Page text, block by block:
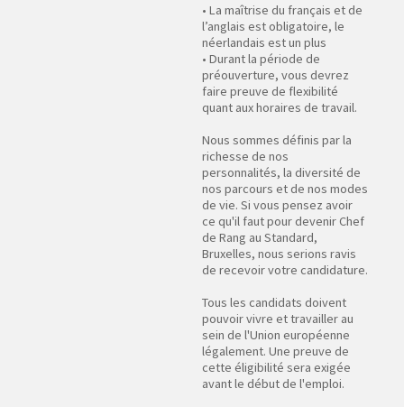
• La maîtrise du français et de
l’anglais est obligatoire, le
néerlandais est un plus
• Durant la période de
préouverture, vous devrez
faire preuve de flexibilité
quant aux horaires de travail.
Nous sommes définis par la
richesse de nos
personnalités, la diversité de
nos parcours et de nos modes
de vie. Si vous pensez avoir
ce qu'il faut pour devenir Chef
de Rang au Standard,
Bruxelles, nous serions ravis
de recevoir votre candidature.
Tous les candidats doivent
pouvoir vivre et travailler au
sein de l'Union européenne
légalement. Une preuve de
cette éligibilité sera exigée
avant le début de l'emploi.